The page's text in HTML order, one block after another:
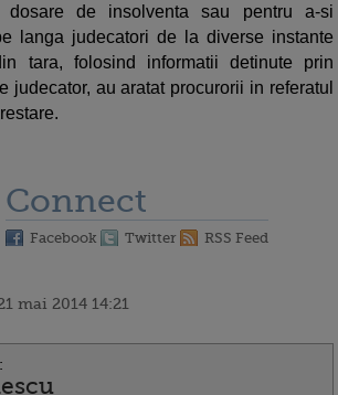
dosare de insolventa sau pentru a-si
langa judecatori de la diverse instante
tara, folosind informatii detinute prin
judecator, au aratat procurorii in referatul
Connect
Facebook Twitter RSS Feed
21 mai 2014 14:21